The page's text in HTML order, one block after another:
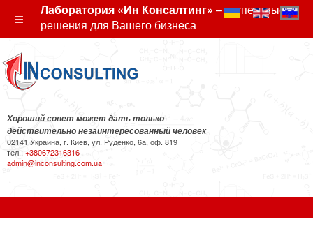
Лаборатория «Ин Консалтинг» – экспертные
решения для Вашего бизнеса
Хороший совет может дать только
действительно незаинтересованный человек
02141 Украина, г. Киев, ул. Руденко, 6а, оф. 819
тел.: +380672316316
admin@inconsulting.com.ua